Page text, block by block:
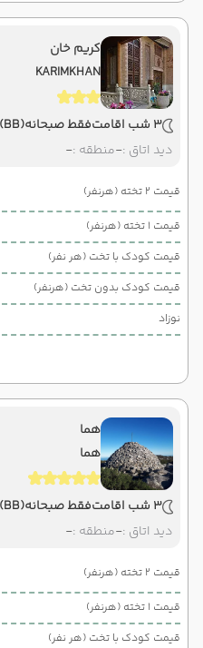
کریم خان
KARIMKHAN
3 شب اقامت
فقط صبحانه(BB)
دید اتاق :-منطقه :-
قیمت 2 تخته (هرنفر)
قیمت 1 تخته (هرنفر)
قیمت کودک با تخت (هر نفر)
قیمت کودک بدون تخت (هرنفر)
نوزاد
هما
هما
3 شب اقامت
فقط صبحانه(BB)
دید اتاق :-منطقه :-
قیمت 2 تخته (هرنفر)
قیمت 1 تخته (هرنفر)
قیمت کودک با تخت (هر نفر)